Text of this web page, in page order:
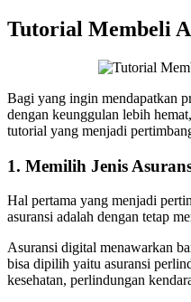
Tutorial Membeli
Bagi yang ingin mendapatkan
dengan keunggulan lebih
tutorial yang menjadi
1. Memilih Jenis
Hal pertama yang menjadi
asuransi adalah dengan tetap
Asuransi digital menawarkan
bisa dipilih yaitu asuransi
kesehatan, perlindungan